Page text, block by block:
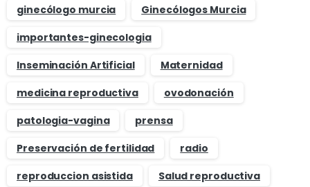
ginecólogo murcia
Ginecólogos Murcia
importantes-ginecologia
Inseminación Artificial
Maternidad
medicina reproductiva
ovodonación
patologia-vagina
prensa
Preservación de fertilidad
radio
reproduccion asistida
Salud reproductiva